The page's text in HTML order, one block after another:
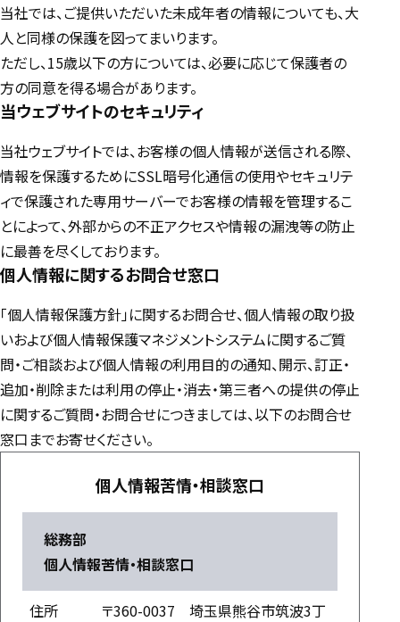
当社では、ご提供いただいた未成年者の情報についても、大
人と同様の保護を図ってまいります。
ただし、15歳以下の方については、必要に応じて保護者の
方の同意を得る場合があります。
当ウェブサイトのセキュリティ
当社ウェブサイトでは、お客様の個人情報が送信される際、
情報を保護するためにSSL暗号化通信の使用やセキュリテ
ィで保護された専用サーバーでお客様の情報を管理するこ
とによって、外部からの不正アクセスや情報の漏洩等の防止
に最善を尽くしております。
個人情報に関するお問合せ窓口
「個人情報保護方針」に関するお問合せ、個人情報の取り扱
いおよび個人情報保護マネジメントシステムに関するご質
問・ご相談および個人情報の利用目的の通知、開示、訂正・
追加・削除または利用の停止・消去・第三者への提供の停止
に関するご質問・お問合せにつきましては、以下のお問合せ
窓口までお寄せください。
個人情報苦情・相談窓口
総務部
個人情報苦情・相談窓口
住所
〒360-0037 埼玉県熊谷市筑波3丁